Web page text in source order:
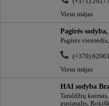
Viesu mājas
Pagirės
Pagirės
(+370)
Viesu mājas
HAI sodyba
Taraldžių
pusiasalis,